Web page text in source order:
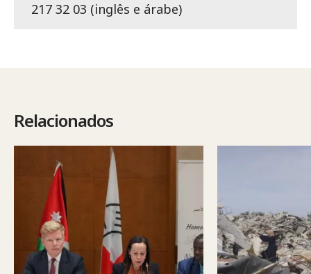
217 32 03 (inglês e árabe)
Relacionados